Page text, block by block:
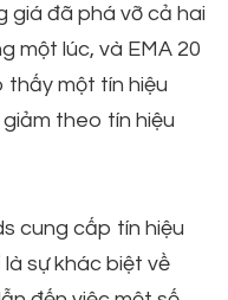
giá đã phá vỡ cả hai
một lúc, và EMA 20
thấy một tín hiệu
theo tín hiệu
cung cấp tín hiệu
sự khác biệt về